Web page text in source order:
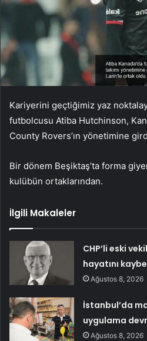
Kariyerini geçtiğimiz yaz
futbolcusu Atiba Hutchinson,
County Rovers’ın yönetimine
Bir dönem Beşiktaş’ta forma
kulübün ortaklarından.
İlgili Makaleler
CHP’li eski
hayatını
Ağustos 8, 2026
İstanbul’da
uygulama
Ağustos 8, 2026